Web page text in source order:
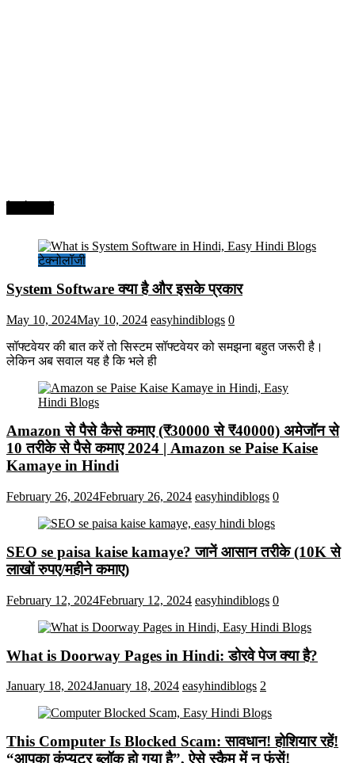
टेक्नोलॉजी
System Software क्या है और इसके प्रकार
May 10, 2024May 10, 2024 easyhindiblogs 0
सॉफ्टवेयर की बात करें तो सिस्टम सॉफ्टवेयर को समझना बहुत जरूरी है।
लेकिन अब सवाल यह है कि भले ही
Amazon से पैसे कैसे कमाए (₹30000 से ₹40000) अमेजॉन से
10 तरीके से पैसे कमाए 2024 | Amazon se Paise Kaise
Kamaye in Hindi
February 26, 2024February 26, 2024 easyhindiblogs 0
SEO se paisa kaise kamaye? जानें आसान तरीके (10K से
लाखों रुपए/महीने कमाए)
February 12, 2024February 12, 2024 easyhindiblogs 0
What is Doorway Pages in Hindi: डोरवे पेज क्या है?
January 18, 2024January 18, 2024 easyhindiblogs 2
This Computer Is Blocked Scam: सावधान! होशियार रहें!
“आपका कंप्यूटर ब्लॉक हो गया है”, ऐसे स्कैम में न फंसें!